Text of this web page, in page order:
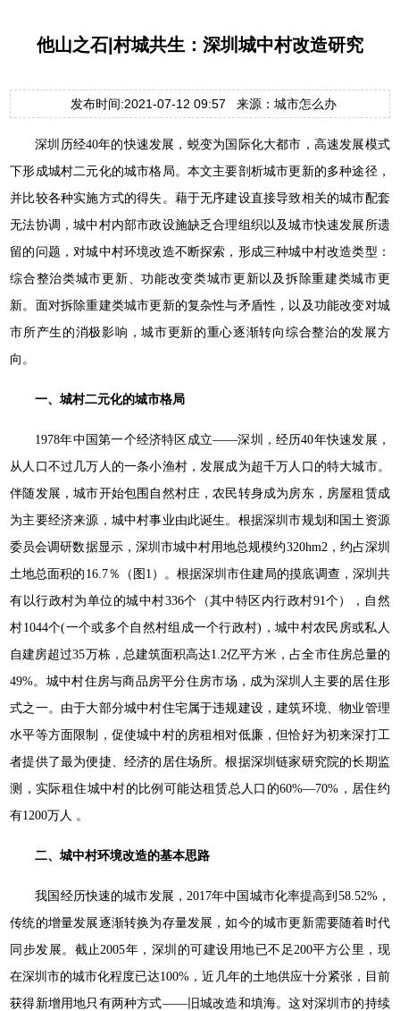
他山之石|村城共生：深圳城中村改造研究
发布时间:2021-07-12 09:57 来源：城市怎么办
深圳历经40年的快速发展，蜕变为国际化大都市，高速发展模式
下形成城村二元化的城市格局。本文主要剖析城市更新的多种途径，
并比较各种实施方式的得失。藉于无序建设直接导致相关的城市配套
无法协调，城中村内部市政设施缺乏合理组织以及城市快速发展所遗
留的问题，对城中村环境改造不断探索，形成三种城中村改造类型：
综合整治类城市更新、功能改变类城市更新以及拆除重建类城市更
新。面对拆除重建类城市更新的复杂性与矛盾性，以及功能改变对城
市所产生的消极影响，城市更新的重心逐渐转向综合整治的发展方
向。
一、城村二元化的城市格局
1978年中国第一个经济特区成立——深圳，经历40年快速发展，
从人口不过几万人的一条小渔村，发展成为超千万人口的特大城市。
伴随发展，城市开始包围自然村庄，农民转身成为房东，房屋租赁成
为主要经济来源，城中村事业由此诞生。根据深圳市规划和国土资源
委员会调研数据显示，深圳市城中村用地总规模约320hm2，约占深圳
土地总面积的16.7％（图1）。根据深圳市住建局的摸底调查，深圳共
有以行政村为单位的城中村336个（其中特区内行政村91个），自然
村1044个(一个或多个自然村组成一个行政村)，城中村农民房或私人
自建房超过35万栋，总建筑面积高达1.2亿平方米，占全市住房总量的
49%。城中村住房与商品房平分住房市场，成为深圳人主要的居住形
式之一。由于大部分城中村住宅属于违规建设，建筑环境、物业管理
水平等方面限制，促使城中村的房租相对低廉，但恰好为初来深打工
者提供了最为便捷、经济的居住场所。根据深圳链家研究院的长期监
测，实际租住城中村的比例可能达租赁总人口的60%—70%，居住约
有1200万人 。
二、城中村环境改造的基本思路
我国经历快速的城市发展，2017年中国城市化率提高到58.52%，
传统的增量发展逐渐转换为存量发展，如今的城市更新需要随着时代
同步发展。截止2005年，深圳的可建设用地已不足200平方公里，现
在深圳市的城市化程度已达100%，近几年的土地供应十分紧张，目前
获得新增用地只有两种方式——旧城改造和填海。这对深圳市的持续